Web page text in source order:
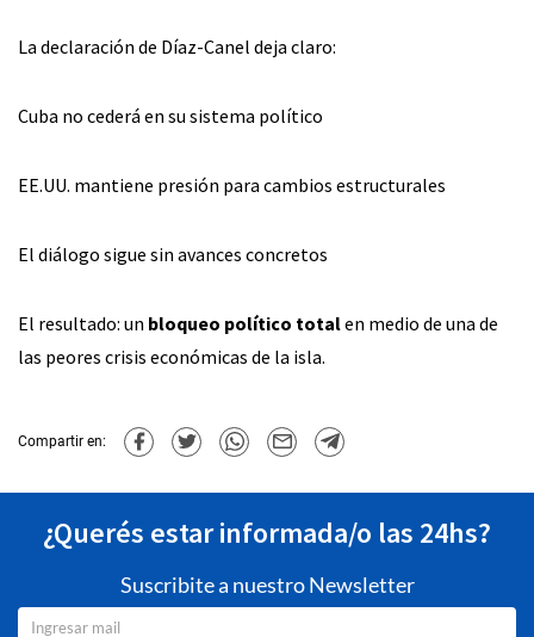
La declaración de Díaz-Canel deja claro:
Cuba no cederá en su sistema político
EE.UU. mantiene presión para cambios estructurales
El diálogo sigue sin avances concretos
El resultado: un bloqueo político totalen medio de una de
las peores crisis económicas de la isla.
Compartir en:
¿Querés estar informada/o las 24hs?
Suscribite a nuestro Newsletter